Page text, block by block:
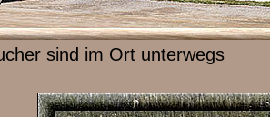
sind im Ort unterwegs